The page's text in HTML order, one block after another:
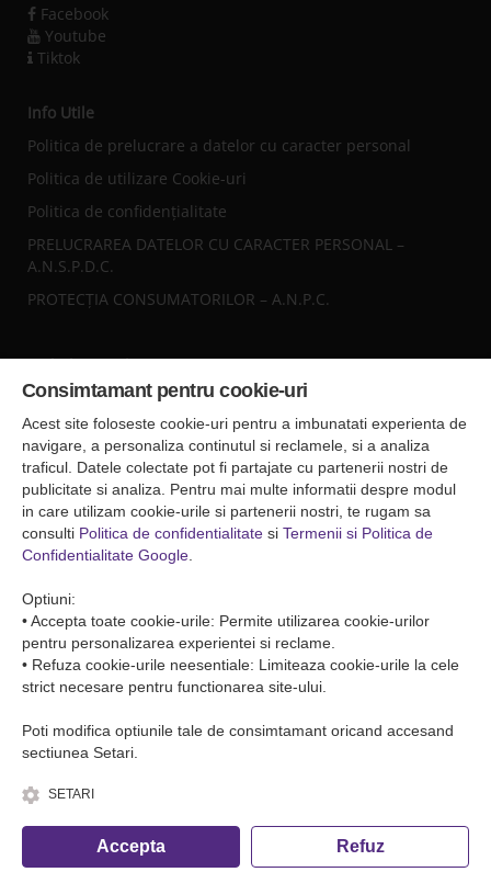
Fa o rezervare telefonica
Facebook
Youtube
Tiktok
Info Utile
Politica de prelucrare a datelor cu caracter personal
Politica de utilizare Cookie-uri
Politica de confidențialitate
PRELUCRAREA DATELOR CU CARACTER PERSONAL –
A.N.S.P.D.C.
PROTECȚIA CONSUMATORILOR – A.N.P.C.
Sediul central
Falticeni ( Autogara Romfour )
str. Plutonier Ghiniţă nr.8, Fălticeni, judeţul Suceava
0040374557200
Condiții de Transport
Condițiile de transport colete
Condițiile de transport persone
© Copyright 2026 Romfour-Tur S.R.L. J22/2961/2018
Consimtamant pentru cookie-uri
Acest site foloseste cookie-uri pentru a imbunatati experienta de
navigare, a personaliza continutul si reclamele, si a analiza
traficul. Datele colectate pot fi partajate cu partenerii nostri de
publicitate si analiza. Pentru mai multe informatii despre modul
in care utilizam cookie-urile si partenerii nostri, te rugam sa
consulti Politica de confidentialitate si Termenii si Politica de
Confidentialitate Google
Optiuni:
• Accepta toate cookie-urile: Permite utilizarea cookie-urilor
pentru personalizarea experientei si reclame.
• Refuza cookie-urile neesentiale: Limiteaza cookie-urile la cele
strict necesare pentru functionarea site-ului.
Poti modifica optiunile tale de consimtamant oricand accesand
sectiunea Setari.
SETARI
Accepta Refuz